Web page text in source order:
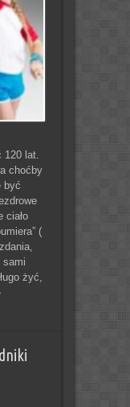
lat.
choćby
być
ciało
(
sami
żyć,